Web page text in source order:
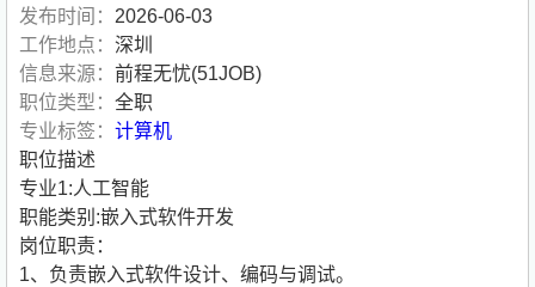
发布时间： 2026-06-03
工作地点： 深圳
信息来源： 前程无忧(51JOB)
职位类型： 全职
专业标签： 计算机
职位描述
专业1:人工智能
职能类别:嵌入式软件开发
岗位职责：
1、负责嵌入式软件设计、编码与调试。